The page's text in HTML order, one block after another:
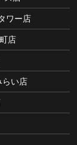
ワー店
店
らい店